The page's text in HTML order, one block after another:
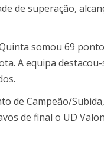
de superação,
somou 69
A equipa
de Campeão/
de final o UD